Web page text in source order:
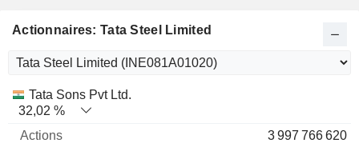
Actionnaires: Tata Steel Limited
Nom Actions % Valorisation
Tata Sons Pvt Ltd.
32,02 %
3 997 766 620